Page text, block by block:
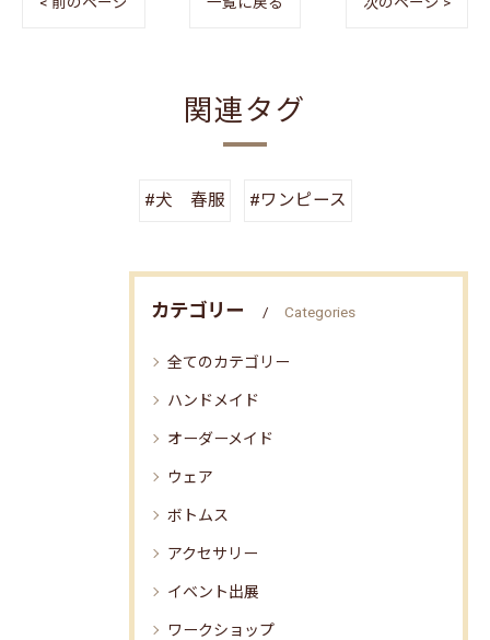
関連タグ
#犬 春服 #ワンピース
カテゴリー Categories
全てのカテゴリー
ハンドメイド
オーダーメイド
ウェア
ボトムス
アクセサリー
イベント出展
ワークショップ